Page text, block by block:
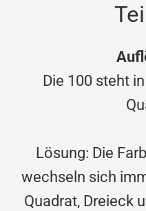
Die 100 steht
Lösung: Die
wechseln sich
Quadrat, Dreieck